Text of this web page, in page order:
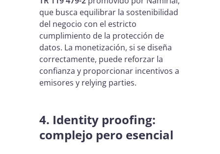
que busca equilibrar la sostenibilidad
del negocio con el estricto
cumplimiento de la protección de
datos. La monetización, si se diseña
correctamente, puede reforzar la
confianza y proporcionar incentivos a
emisores y relying parties.
4. Identity proofing:
complejo pero esencial